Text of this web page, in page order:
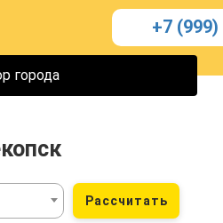
+7
города
Рассчитать